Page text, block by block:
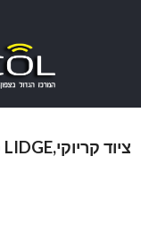
כבלים LIDGE,ציוד קריוקי